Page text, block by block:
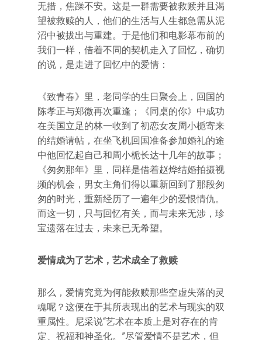
无措，焦躁不安。这是一群需要被救赎并且渴
望被救赎的人，他们的生活与人生都急需从泥
沼中被拔出与重建。于是他们和电影幕布前的
我们一样，借着不同的契机走入了回忆，确切
的说，是走进了回忆中的爱情：
《致青春》里，老同学的生日聚会上，回国的
陈孝正与郑微再次重逢；《同桌的你》中成功
在美国立足的林一收到了初恋女友周小栀寄来
的结婚请帖，在坐飞机回国准备参加婚礼的途
中他回忆起自己和周小栀长达十几年的故事；
《匆匆那年》里，同样是借着赵烨结婚拍摄视
频的机会，男女主角们得以重新回到了那段匆
匆的时光，重新经历了一遍年少的爱恨情仇。
而这一切，只与回忆有关，而与未来无涉，珍
宝遗落在过去，未来已无希望。
爱情成为了艺术，艺术成全了救赎
那么，爱情究竟为何能救赎那些空虚失落的灵
魂呢？这便在于其所表现出的艺术与现实的双
重属性。尼采说“艺术在本质上是对存在的肯
定、祝福和神圣化。”尽管爱情不是艺术，但